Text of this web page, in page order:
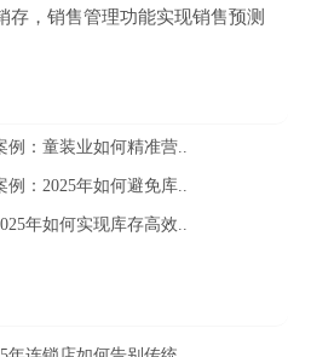
存，销售管理功能实现销售预测
：童装业如何精准营..
：2025年如何避免库..
年如何实现库存高效..